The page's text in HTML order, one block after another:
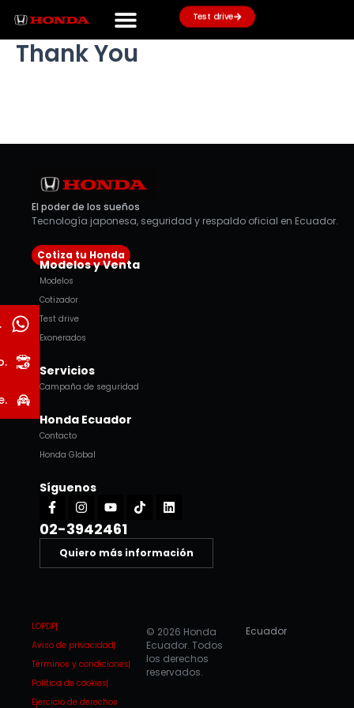
contenido
Test drive
Thank You
El poder de los sueños
Tecnología japonesa, seguridad y respaldo oficial en Ecuador.
Cotiza tu Honda
Modelos y Venta
Modelos
Cotizador
Test drive
Exonerados
Servicios
Campaña de seguridad
Honda Ecuador
Contacto
Honda Global
Síguenos
Facebook-
f
Instagram
YoutubeTiktokLinkedin
02-3942461
Quiero más información
LOPDP
Aviso de privacidad
Términos y condiciones
Política de cookies
Ejercicio de derechos
© 2026 Honda
Ecuador. Todos
los derechos
reservados.
Ecuador